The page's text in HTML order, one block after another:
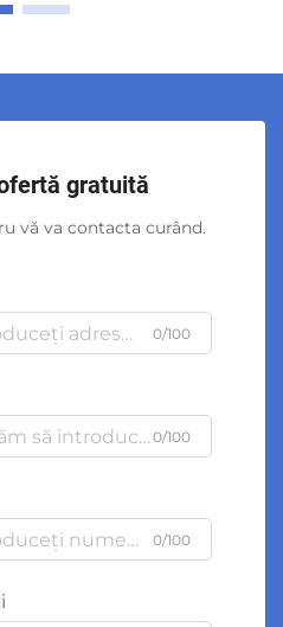
gratuită
vă va contacta curând.
0/100
0/100
0/100